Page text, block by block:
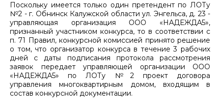
Поскольку имеется только один претендент по ЛОТу
№2 - г. Обнинск Калужской области ул. Энгельса, д. 23 -
управляющая организация ООО «НАДЕЖДА5»,
признанный участником конкурса, то в соответствии с
п. 71 Правил, конкурсной комиссией принято решение
о том, что организатор конкурса в течение 3 рабочих
дней с даты подписания протокола рассмотрения
заявок передает управляющей организации ООО
«НАДЕЖДА5» по ЛОТу №2 проект договора
управления многоквартирным домом, входящим в
состав конкурсной документации.